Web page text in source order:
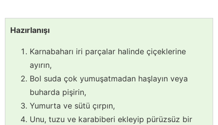
Hazırlanışı
Karnabaharı iri parçalar halinde çiçeklerine
ayırın,
Bol suda çok yumuşatmadan haşlayın veya
buharda pişirin,
Yumurta ve sütü çırpın,
Unu, tuzu ve karabiberi ekleyip pürüzsüz bir